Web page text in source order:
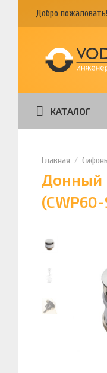
Добро
КАТАЛОГ
Донный
(CWP60-